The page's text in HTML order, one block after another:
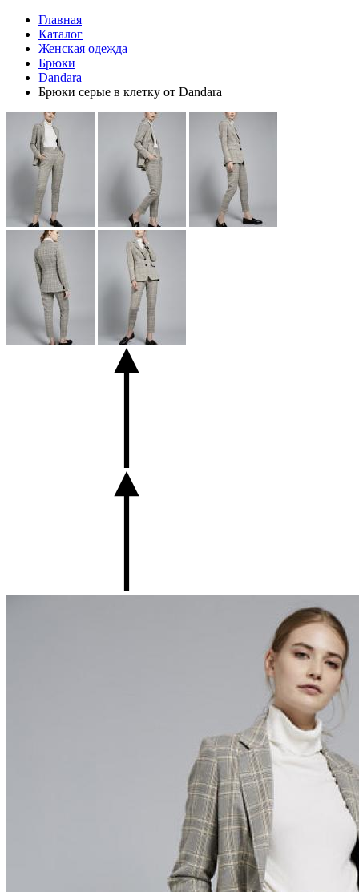
Главная
Каталог
Женская одежда
Брюки
Dandara
Брюки серые в клетку от Dandara